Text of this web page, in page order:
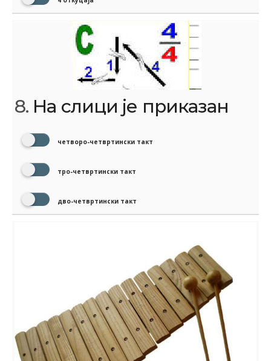
8. На слици је приказан
четворо-четвртински такт
тро-четвртински такт
дво-четвртински такт